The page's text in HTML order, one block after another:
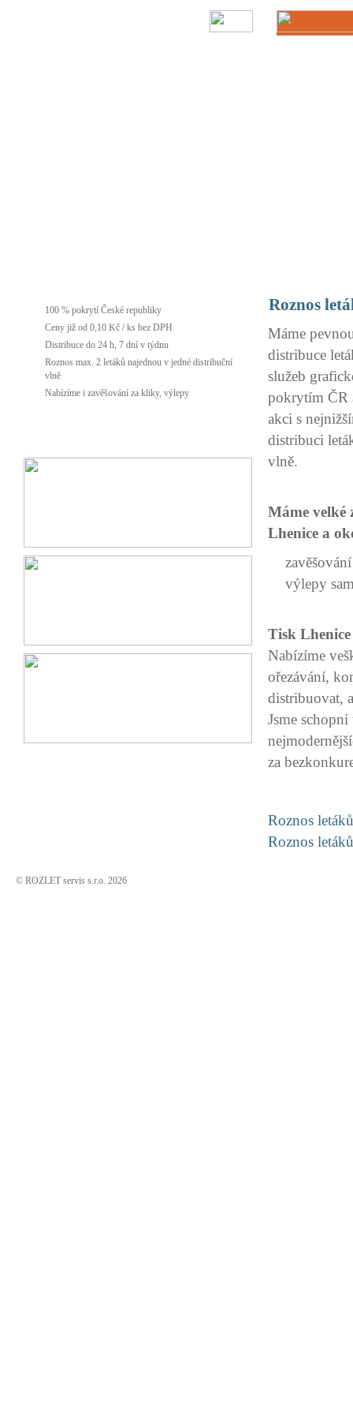
100 % pokrytí České republiky
Ceny již od 0,10 Kč / ks bez DPH
Distribuce do 24 h, 7 dní v týdnu
Roznos max. 2 letáků najednou v jedné distribuční
vlně
Nabízíme i zavěšování za kliky, výlepy
Roznos
Máme
distribuce
služeb
pokrytím ČR
akci s
distribuci
vlně.
Máme velké
Lhenice a
výlepy
Tisk Lhenice
Nabízíme
ořezávání,
distribuovat,
Jsme
za
Roznos
Roznos
© ROZLET servis s.r.o. 2026